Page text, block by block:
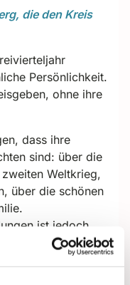
die den Kreis
Persönlichkeit.
ohne ihre
dass ihre
sind: über die
Weltkrieg,
über die schönen
ist jedoch
wechselt mit
Dame eine leise